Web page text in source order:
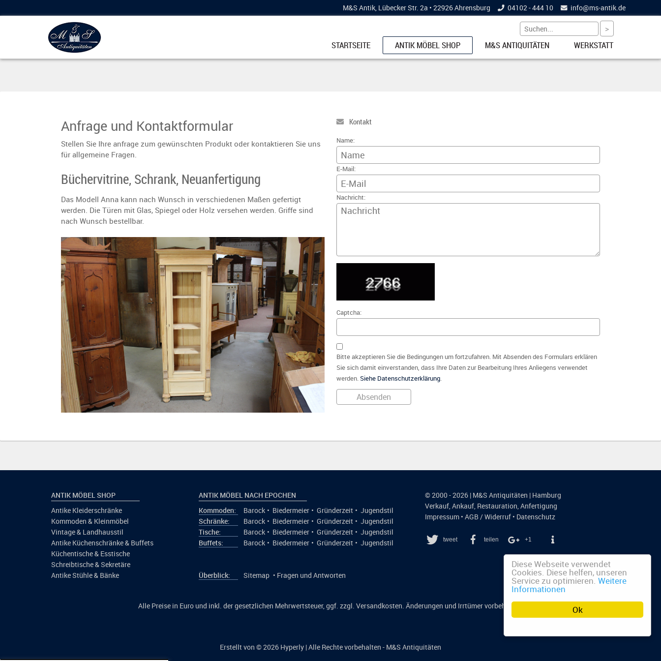
Ok
Diese Webseite verwendet
Cookies. Diese helfen, unseren
Service zu optimieren. Weitere
Informationen
M&S Antik, Lübecker Str. 2a • 22926 Ahrensburg 04102 - 444 10 info@ms-antik.de
STARTSEITE ANTIK MÖBEL SHOP
VITRINEN
SCHREIBMÖBEL
M&S ANTIQUITÄTEN WERKSTATT
Anfrage und Kontaktformular
Stellen Sie Ihre anfrage zum gewünschten Produkt oder kontaktieren Sie uns
für allgemeine Fragen.
Büchervitrine, Schrank, Neuanfertigung
Das Modell Anna kann nach Wunsch in verschiedenen Maßen gefertigt
werden. Die Türen mit Glas, Spiegel oder Holz versehen werden. Griffe sind
nach Wunsch bestellbar.
Kontakt
Name:
E-Mail:
Nachricht:
Captcha:
Bitte akzeptieren Sie die Bedingungen um fortzufahren. Mit Absenden des Formulars erklären
Sie sich damit einverstanden, dass Ihre Daten zur Bearbeitung Ihres Anliegens verwendet
werden.Siehe Datenschutzerklärung.
ANTIK MÖBEL SHOP
Antike Kleiderschränke
Kommoden & Kleinmöbel
Vintage & Landhausstil
Antike Küchenschränke & Buffets
Küchentische & Esstische
Schreibtische & Sekretäre
Antike Stühle & Bänke
ANTIK MÖBEL NACH EPOCHEN
Kommoden:
Barock • Biedermeier • Gründerzeit • Jugendstil
Schränke:
Barock • Biedermeier • Gründerzeit • Jugendstil
Tische:
Barock • Biedermeier • Gründerzeit • Jugendstil
Buffets:
Barock • Biedermeier • Gründerzeit • Jugendstil
Überblick: Sitemap • Fragen und Antworten
© 2000 - 2026 | M&S Antiquitäten | Hamburg
Verkauf,Ankauf, Restauration,Anfertigung
Impressum •AGB / Widerruf • Datenschutz
tweet teilen +1
Alle Preise in Euro und inkl. der gesetzlichen Mehrwertsteuer, ggf. zzgl. Versandkosten. Änderungen und Irrtümer vorbehalten.
Erstellt von © 2026 Hyperly | Alle Rechte vorbehalten - M&S Antiquitäten